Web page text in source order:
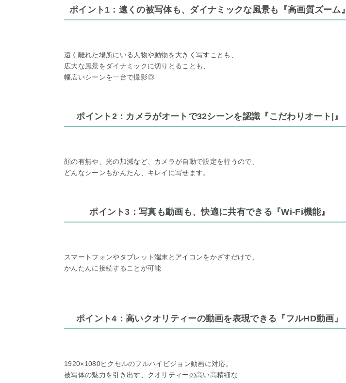
ポイント1：遠くの被写体も、ダイナミックな風景も『高画質ズーム』
遠く離れた場所にいる人物や動物を大きく写すことも、
広大な風景をダイナミックに切りとることも、
幅広いシーンを一台で撮影◎
ポイント2：カメラがオートで32シーンを認識『こだわりオート|』
顔の有無や、光の加減など、カメラが自動で設定を行うので、
どんなシーンもかんたん、キレイに写せます。
ポイント3：写真も動画も、快適に共有できる『Wi-Fi機能』
スマートフォンやタブレット端末とアイコンをかざすだけで、
かんたんに接続することが可能
ポイント4：高いクオリティーの動画を表現できる『フルHD動画』
1920×1080ピクセルのフルハイビジョン動画に対応。
被写体の魅力を引き出す、クオリティーの高い高精細な